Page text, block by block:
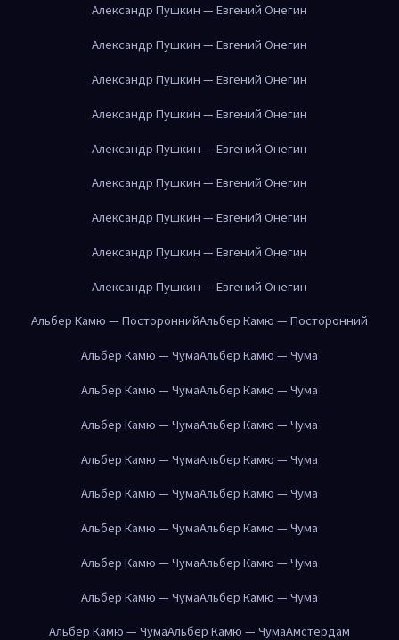
Александр Пушкин — Евгений Онегин
Александр Пушкин — Евгений Онегин
Александр Пушкин — Евгений Онегин
Александр Пушкин — Евгений Онегин
Александр Пушкин — Евгений Онегин
Александр Пушкин — Евгений Онегин
Александр Пушкин — Евгений Онегин
Александр Пушкин — Евгений Онегин
Александр Пушкин — Евгений Онегин
Альбер Камю — ПостороннийАльбер Камю — Посторонний
Альбер Камю — ЧумаАльбер Камю — Чума
Альбер Камю — ЧумаАльбер Камю — Чума
Альбер Камю — ЧумаАльбер Камю — Чума
Альбер Камю — ЧумаАльбер Камю — Чума
Альбер Камю — ЧумаАльбер Камю — Чума
Альбер Камю — ЧумаАльбер Камю — Чума
Альбер Камю — ЧумаАльбер Камю — Чума
Альбер Камю — ЧумаАльбер Камю — Чума
Альбер Камю — ЧумаАльбер Камю — ЧумаАмстердам